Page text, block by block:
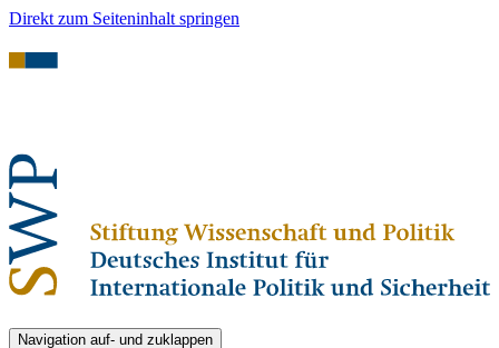
Direkt zum Seiteninhalt springen
Navigation auf- und zuklappen